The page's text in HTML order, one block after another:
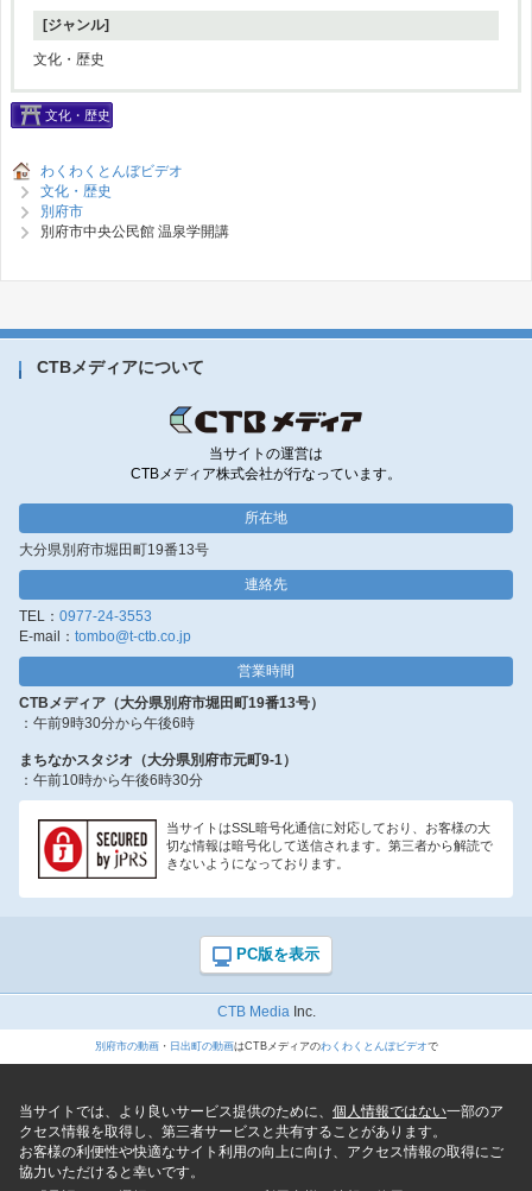
[ジャンル]
文化・歴史
文化・歴史
わくわくとんぼビデオ
文化・歴史
別府市
別府市中央公民館 温泉学開講
CTBメディアについて
当サイトの運営は
CTBメディア株式会社が行なっています。
所在地
大分県別府市堀田町19番13号
連絡先
TEL： 0977-24-3553
E-mail： tombo@t-ctb.co.jp
営業時間
CTBメディア（大分県別府市堀田町19番13号）
：午前9時30分から午後6時
まちなかスタジオ（大分県別府市元町9-1）
：午前10時から午後6時30分
当サイトはSSL暗号化通信に対応しており、お客様の大
切な情報は暗号化して送信されます。第三者から解読で
きないようになっております。
CTB MediaInc.
別府市の動画・ 日出町の動画はCTBメディアのわくわくとんぼビデオで
当サイトでは、より良いサービス提供のために、 個人情報ではない一部のア
クセス情報を取得し、第三者サービスと共有することがあります。
お客様の利便性や快適なサイト利用の向上に向け、アクセス情報の取得にご
協力いただけると幸いです。